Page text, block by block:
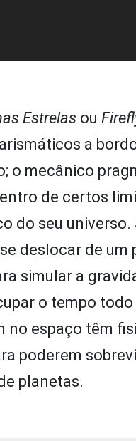
Estrelas ou
a
o mecânico
de certos
seu universo.
deslocar de um
simular a
o tempo
no espaço têm
poderem
planetas.